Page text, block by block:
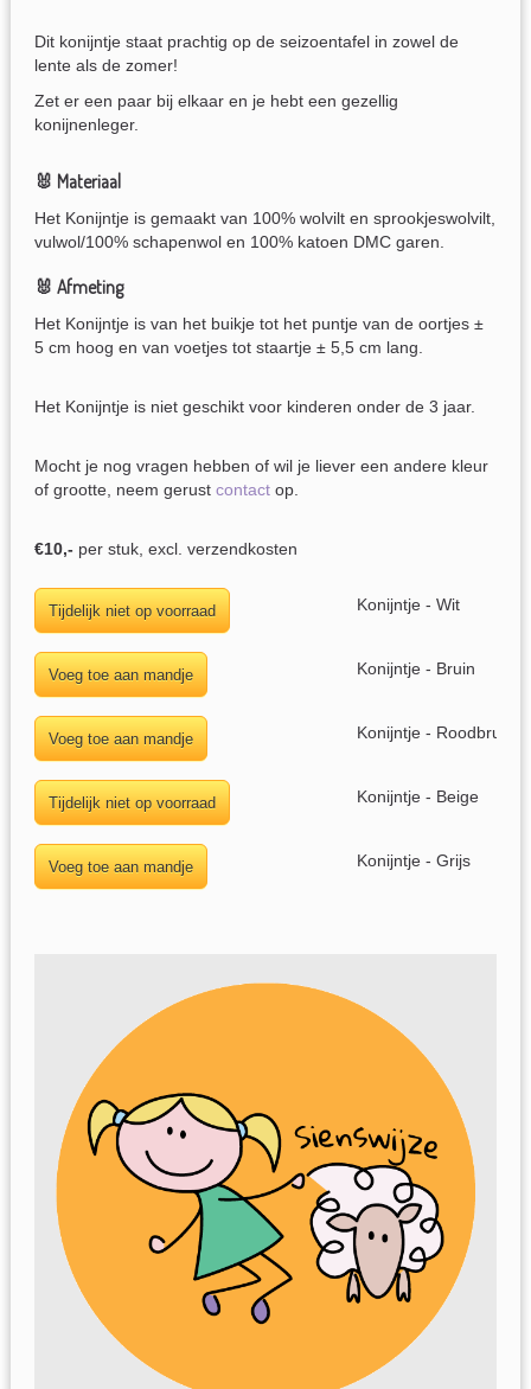
Dit konijntje staat prachtig op de seizoentafel in zowel de
lente als de zomer!
Zet er een paar bij elkaar en je hebt een gezellig
konijnenleger.
🐰 Materiaal
Het Konijntje is gemaakt van 100% wolvilt en sprookjeswolvilt,
vulwol/100% schapenwol en 100% katoen DMC garen.
🐰 Afmeting
Het Konijntje is van het buikje tot het puntje van de oortjes ±
5 cm hoog en van voetjes tot staartje ± 5,5 cm lang.
Het Konijntje is niet geschikt voor kinderen onder de 3 jaar.
Mocht je nog vragen hebben of wil je liever een andere kleur
of grootte, neem gerust contactop.
€10,- per stuk, excl. verzendkosten
Konijntje - Wit
Konijntje - Bruin
Konijntje - Roodbruin
Konijntje - Beige
Konijntje - Grijs